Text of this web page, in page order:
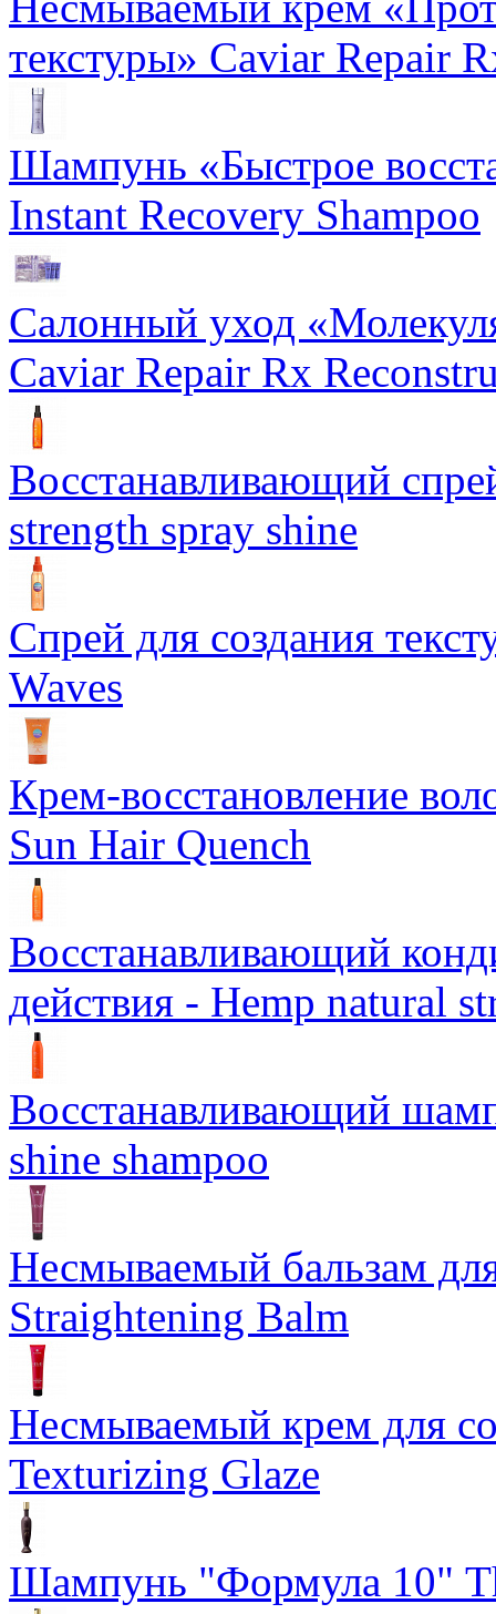
текстуры» Caviar Repair
Шампунь «Быстрое
Instant Recovery Shampoo
Салонный уход
Caviar Repair Rx
Восстанавливающий
strength spray shine
Спрей для создания
Waves
Крем-восстановление
Sun Hair Quench
Восстанавливающий
действия - Hemp natural
Восстанавливающий
shine shampoo
Несмываемый бальзам
Straightening Balm
Несмываемый крем для
Texturizing Glaze
Шампунь "Формула 10"